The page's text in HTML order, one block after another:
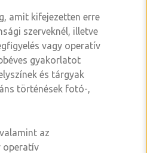
amit kifejezetten erre
szerveknél, illetve
vagy operatív
gyakorlatot
és tárgyak
történések fotó-,
az
operatív